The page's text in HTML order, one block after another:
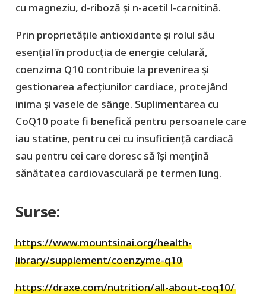
cu magneziu, d-riboză și n-acetil l-carnitină.
Prin proprietățile antioxidante și rolul său
esențial în producția de energie celulară,
coenzima Q10 contribuie la prevenirea și
gestionarea afecțiunilor cardiace, protejând
inima și vasele de sânge. Suplimentarea cu
CoQ10 poate fi benefică pentru persoanele care
iau statine, pentru cei cu insuficiență cardiacă
sau pentru cei care doresc să își mențină
sănătatea cardiovasculară pe termen lung.
Surse:
https://www.mountsinai.org/health-
library/supplement/coenzyme-q10
https://draxe.com/nutrition/all-about-coq10/